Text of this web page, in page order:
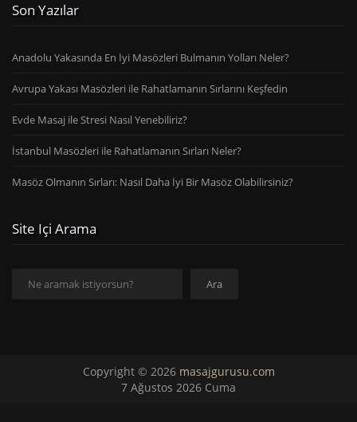
Son Yazılar
Anadolu Yakasında En İyi Masözleri Bulmanın Yolları Neler?
Avrupa Yakası Masözleri ile Rahatlamanın Sırlarını Keşfedin
Evde Masaj ile Stresi Nasıl Yenebiliriz?
İstanbul Masözleri ile Rahatlamanın Sırları Neler?
Masöz Olmanın Sırları: Nasıl Daha İyi Bir Masöz Olabilirsiniz?
Site Içi Arama
Ara
Copyright © 2026 masajgurusu.com
7 Ağustos 2026 Cuma